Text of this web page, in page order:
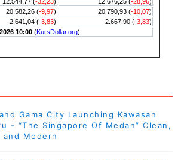
Gama City Launching Kawasan
- “The Singapore Of Medan” Clean,
and Modern